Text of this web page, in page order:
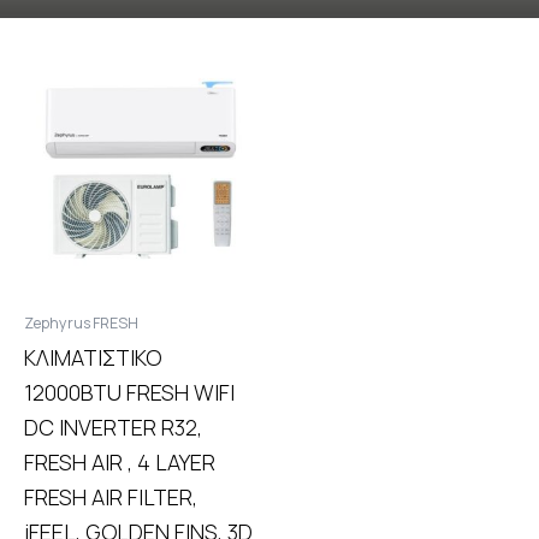
Ζephyrus FRESH
ΚΛΙΜΑΤΙΣΤΙΚΟ
12000BTU FRESH WIFI
DC INVERTER R32,
FRESH AIR , 4 LAYER
FRESH AIR FILTER,
iFEEL, GOLDEN FINS, 3D